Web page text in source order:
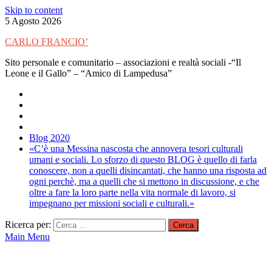
Skip to content
5 Agosto 2026
CARLO FRANCIO’
Sito personale e comunitario – associazioni e realtà sociali -“Il
Leone e il Gallo” – “Amico di Lampedusa”
Blog 2020
«C’è una Messina nascosta che annovera tesori culturali
umani e sociali. Lo sforzo di questo BLOG è quello di farla
conoscere, non a quelli disincantati, che hanno una risposta ad
ogni perchè, ma a quelli che si mettono in discussione, e che
oltre a fare la loro parte nella vita normale di lavoro, si
impegnano per missioni sociali e culturali.»
Ricerca per:
Main Menu